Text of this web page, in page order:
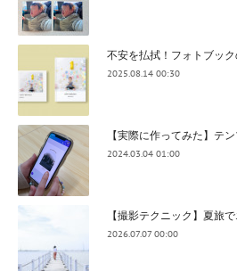
不安を払拭！フォトブッ
2025.08.14 00:30
【実際に作ってみた】テ
2024.03.04 01:00
【撮影テクニック】夏旅
2026.07.07 00:00